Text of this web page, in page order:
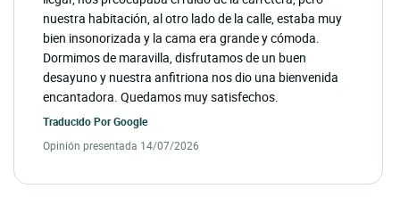
nuestra habitación, al otro lado de la calle, estaba muy
bien insonorizada y la cama era grande y cómoda.
Dormimos de maravilla, disfrutamos de un buen
desayuno y nuestra anfitriona nos dio una bienvenida
encantadora. Quedamos muy satisfechos.
Traducido PorGoogle
Opinión presentada 14/07/2026